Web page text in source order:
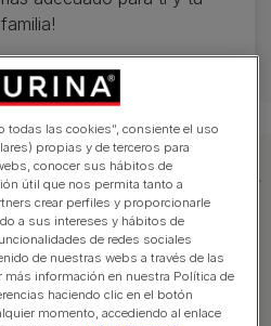
familia!
para encontrar
de razas Razas por
todas las cookies”, consiente el uso
propias y de terceros para
conocer sus hábitos de
útil que nos permita tanto a
crear perfiles y proporcionarle
a sus intereses y hábitos de
de redes sociales
de nuestras webs a través de las
más información en nuestra Política de
haciendo clic en el botón
momento, accediendo al enlace